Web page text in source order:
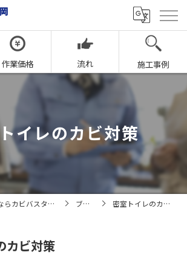
作業価格 流れ 施工事例
イレのカビ対策
福岡でカビ取りならカビバスターズ福岡 ブログ 密室トイレのカビ対策
カビ対策